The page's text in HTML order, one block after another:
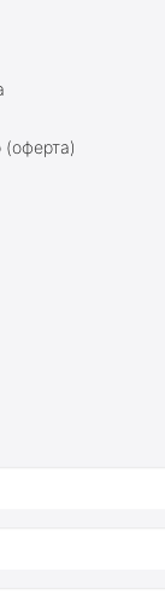
(оферта)